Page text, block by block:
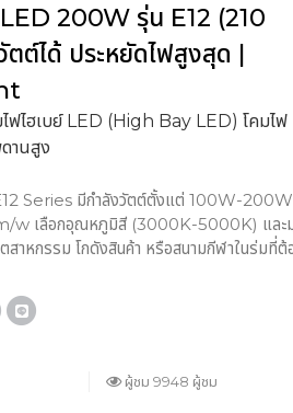
LED 200W รุ่น E12 (210
ต์ได้ ประหยัดไฟสูงสุด |
ไฟไฮเบย์ LED (High Bay LED) โคมไฟ
ดานสูง
Series มีกำลังวัตต์ตั้งแต่ 100W-
w เลือกอุณหภูมิสี (3000K-5000K) และ
ตสาหกรรม โกดังสินค้า หรือสนามกีฬาในร่มที่ต้
ผู้ชม 9948 ผู้ชม